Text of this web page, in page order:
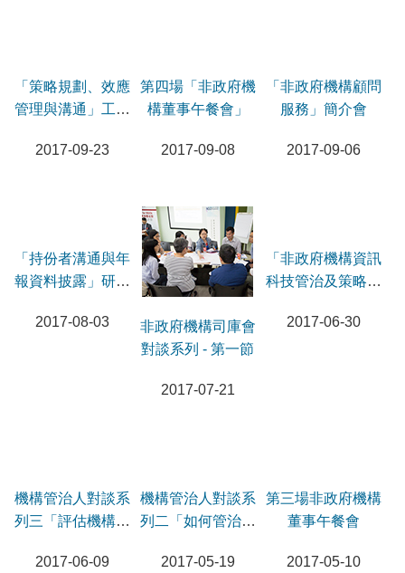
「策略規劃、效應
管理與溝通」工作
2017-09-23
第四場「非政府機
構董事午餐會」
2017-09-08
「非政府機構顧問
服務」簡介會
2017-09-06
「持份者溝通與年
報資料披露」研討
2017-08-03
非政府機構司庫會
對談系列 - 第一節
2017-07-21
「非政府機構資訊
科技管治及策略之
機遇」研討會
2017-06-30
機構管治人對談系
列三「評估機構的
2017-06-09
機構管治人對談系
列二「如何管治風
2017-05-19
第三場非政府機構
董事午餐會
2017-05-10